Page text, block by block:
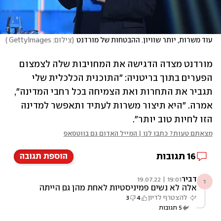
עוד משרות, יותר שוויון. ההבטחות של מורדנט (צילום: GettyImages )
הזו לחיות טוב יותר".
מצאתם טעות? כתבו לנו | המייל האדום גם בווטסאפ
הוספת תגובה 16 תגובות
ד דביר19:01 | 19.07.22
אלה לא נשים פמיניסטיות לאחת מהן גם הייתה
התבטאות נגד טרנסג'נדרים. בקיצור זה לא אישה
פמיניסטיתצ שמאלנית אלא שמרנית
להצטרף לדיון 4
3
5 תגובות